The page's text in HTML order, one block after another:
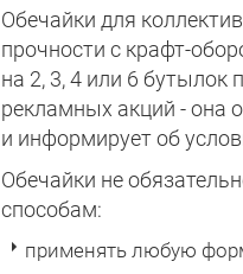
Обечайки для
прочности с крафт-
на 2, 3, 4 или 6 бутылок
рекламных акций - она
и информирует об
Обечайки не
способам:
применять любую